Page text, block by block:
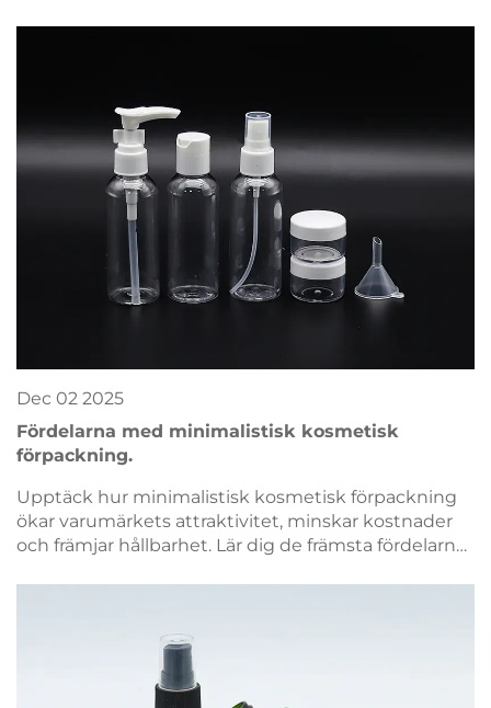
Dec 02 2025
Fördelarna med minimalistisk kosmetisk
förpackning.
Upptäck hur minimalistisk kosmetisk förpackning
ökar varumärkets attraktivitet, minskar kostnader
och främjar hållbarhet. Lär dig de främsta fördelarna